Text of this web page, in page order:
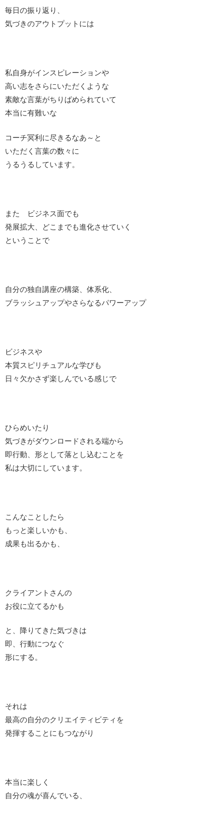
毎日の振り返り、
気づきのアウトプットには
私自身がインスピレーションや
高い志をさらにいただくような
素敵な言葉がちりばめられていて
本当に有難いな
コーチ冥利に尽きるなあ～と
いただく言葉の数々に
うるうるしています。
また ビジネス面でも
発展拡大、どこまでも進化させていく
ということで
自分の独自講座の構築、体系化、
ブラッシュアップやさらなるパワーアップ
ビジネスや
本質スピリチュアルな学びも
日々欠かさず楽しんでいる感じで
ひらめいたり
気づきがダウンロードされる端から
即行動、形として落とし込むことを
私は大切にしています。
こんなことしたら
もっと楽しいかも、
成果も出るかも、
クライアントさんの
お役に立てるかも
と、降りてきた気づきは
即、行動につなぐ
形にする。
それは
最高の自分のクリエイティビティを
発揮することにもつながり
本当に楽しく
自分の魂が喜んでいる、